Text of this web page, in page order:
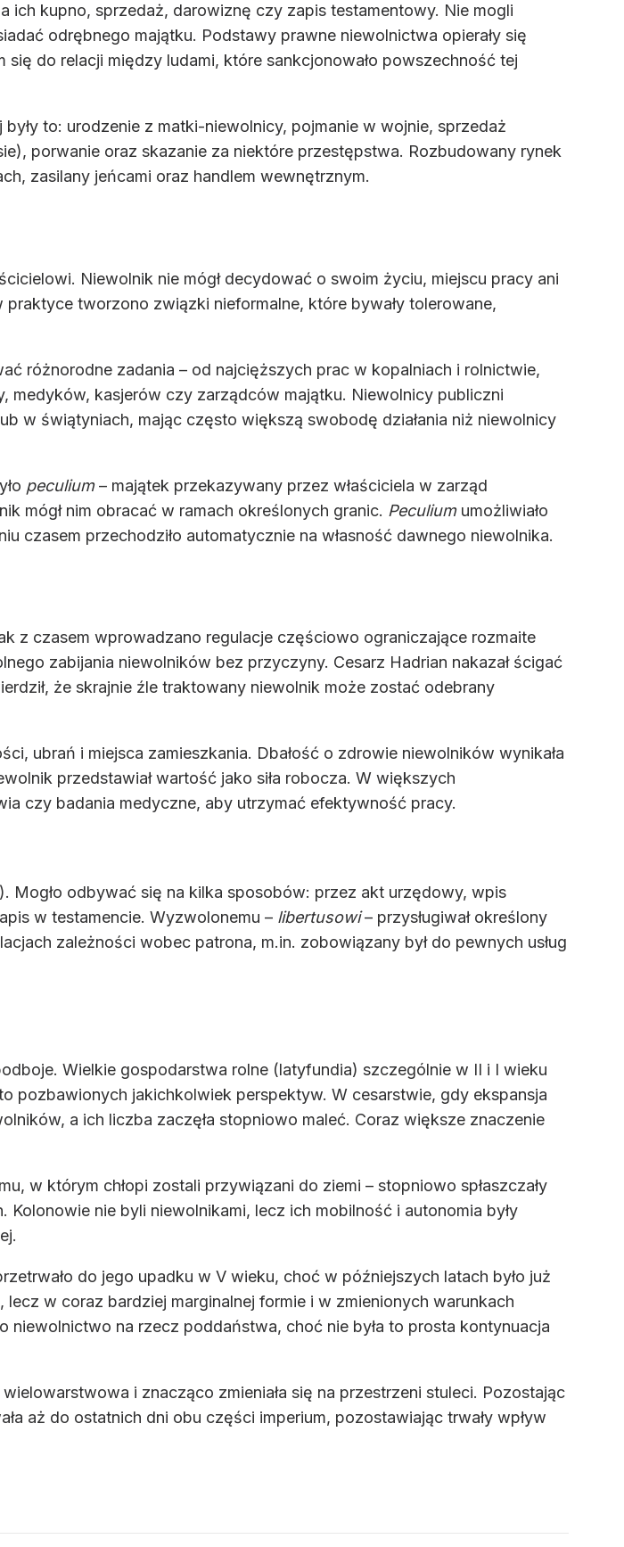
ich kupno, sprzedaż, darowiznę czy zapis testamentowy. Nie mogli
odrębnego majątku. Podstawy prawne niewolnictwa opierały się
do relacji między ludami, które sankcjonowało powszechność tej
to: urodzenie z matki-niewolnicy, pojmanie w wojnie, sprzedaż
porwanie oraz skazanie za niektóre przestępstwa. Rozbudowany rynek
zasilany jeńcami oraz handlem wewnętrznym.
Niewolnik nie mógł decydować o swoim życiu, miejscu pracy ani
tworzono związki nieformalne, które bywały tolerowane,
różnorodne zadania – od najcięższych prac w kopalniach i rolnictwie,
kasjerów czy zarządców majątku. Niewolnicy publiczni
w świątyniach, mając często większą swobodę działania niż niewolnicy
peculium– majątek przekazywany przez właściciela w zarząd
mógł nim obracać w ramach określonych granic. Peculiumumożliwiało
czasem przechodziło automatycznie na własność dawnego niewolnika.
z czasem wprowadzano regulacje częściowo ograniczające rozmaite
zabijania niewolników bez przyczyny. Cesarz Hadrian nakazał ścigać
że skrajnie źle traktowany niewolnik może zostać odebrany
ubrań i miejsca zamieszkania. Dbałość o zdrowie niewolników wynikała
przedstawiał wartość jako siła robocza. W większych
czy badania medyczne, aby utrzymać efektywność pracy.
). Mogło odbywać się na kilka sposobów: przez akt urzędowy, wpis
w testamencie. Wyzwolonemu – libertusowi– przysługiwał określony
zależności wobec patrona, m.in. zobowiązany był do pewnych usług
Wielkie gospodarstwa rolne (latyfundia) szczególnie w II i I wieku
pozbawionych jakichkolwiek perspektyw. W cesarstwie, gdy ekspansja
a ich liczba zaczęła stopniowo maleć. Coraz większe znaczenie
w którym chłopi zostali przywiązani do ziemi – stopniowo spłaszczały
nie byli niewolnikami, lecz ich mobilność i autonomia były
do jego upadku w V wieku, choć w późniejszych latach było już
w coraz bardziej marginalnej formie i w zmienionych warunkach
na rzecz poddaństwa, choć nie była to prosta kontynuacja
i znacząco zmieniała się na przestrzeni stuleci. Pozostając
aż do ostatnich dni obu części imperium, pozostawiając trwały wpływ